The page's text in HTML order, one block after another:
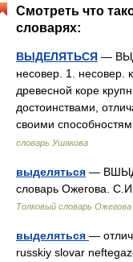
Смотреть что
словарях:
ВЫДЕЛЯТЬСЯ —
несовер. 1. несовер.
древесной коре
достоинствами,
своими
словарь Ушакова
выделяться —
словарь Ожегова.
Толковый словарь Ожегова
выделяться —
russkiy slovar